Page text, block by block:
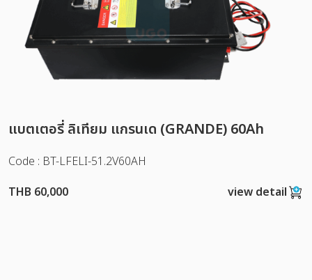
แบตเตอรี่ ลิเทียม แกรนเด (GRANDE) 60Ah
Code : BT-LFELI-51.2V60AH
THB 60,000
view detail